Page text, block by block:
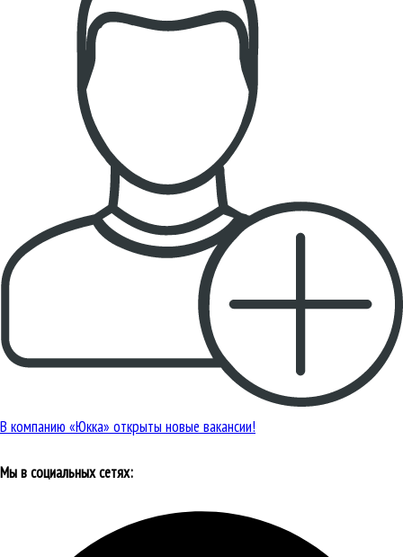
В компанию «Юкка» открыты новые вакансии!
Мы в социальных сетях: